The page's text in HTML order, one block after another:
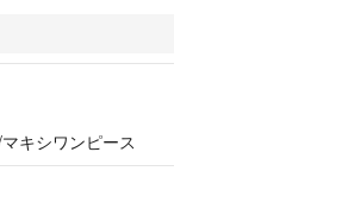
キシワンピース